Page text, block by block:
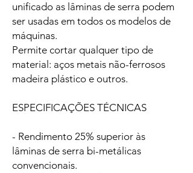
unificado as lâminas de serra podem
ser usadas em todos os modelos de
máquinas.
Permite cortar qualquer tipo de
material: aços metais não-ferrosos
madeira plástico e outros.
ESPECIFICAÇÕES TÉCNICAS
- Rendimento 25% superior às
lâminas de serra bi-metálicas
convencionais.